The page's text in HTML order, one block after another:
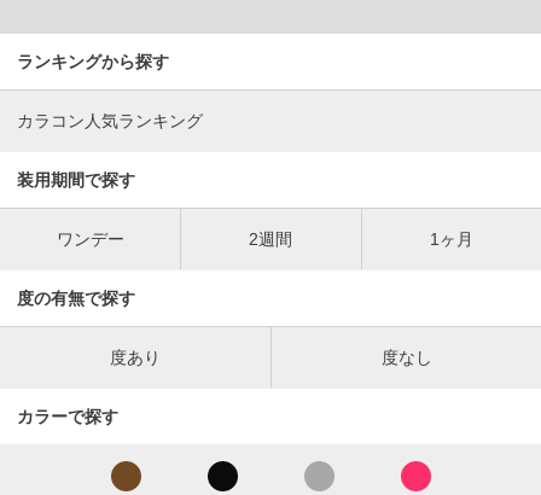
ランキングから探す
カラコン人気ランキング
装用期間で探す
ワンデー 2週間 1ヶ月
度の有無で探す
度あり 度なし
カラーで探す